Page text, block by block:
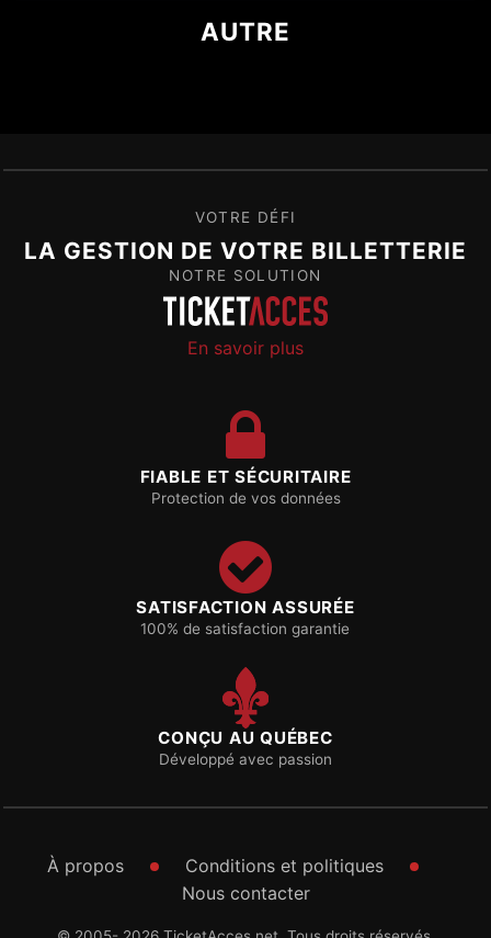
AUTRE
VOTRE DÉFI
LA GESTION DE VOTRE BILLETTERIE
NOTRE SOLUTION
En savoir plus
FIABLE ET SÉCURITAIRE
Protection de vos données
SATISFACTION ASSURÉE
100% de satisfaction garantie
CONÇU AU QUÉBEC
Développé avec passion
À propos
Conditions et politiques
Nous contacter